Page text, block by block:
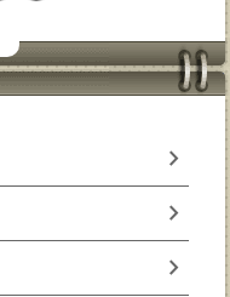
chevron_right
chevron_right
chevron_right